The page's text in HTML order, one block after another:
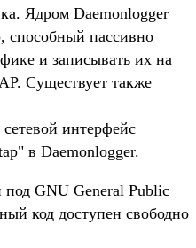
Ядром Daemonlogger
способный пассивно
и записывать их на
Существует также
интерфейс
в Daemonlogger.
под GNU General Public
код доступен свободно